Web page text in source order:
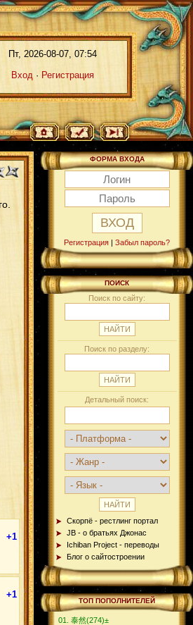
Пт, 2026-08-07, 07:54
Вход · Регистрация
+1
+1
ФОРМА ВХОДА
Регистрация | Забыл пароль?
ПОИСК
Поиск по сайту:
Поиск по разделу:
Детальный поиск:
Скорпё - рестлинг портал
JB - о братьях Джонас
Ichiban Project - переводы
Блог о сайтостроении
ТОП ПОПОЛНИТЕЛЕЙ
泰然(274)±